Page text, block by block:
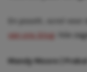
En pssstt.. scrol
van ons blog
: hóe
Mandy Moore |